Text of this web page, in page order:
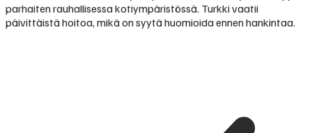
parhaiten rauhallisessa kotiympäristössä. Turkki vaatii
päivittäistä hoitoa, mikä on syytä huomioida ennen hankintaa.